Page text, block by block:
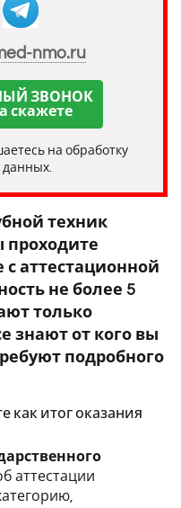
nmo.ru
ЗВОНОК
скажете
на обработку
данных.
техник
проходите
аттестационной
не более 5
только
знают от кого вы
подробного
как итог оказания
аттестации